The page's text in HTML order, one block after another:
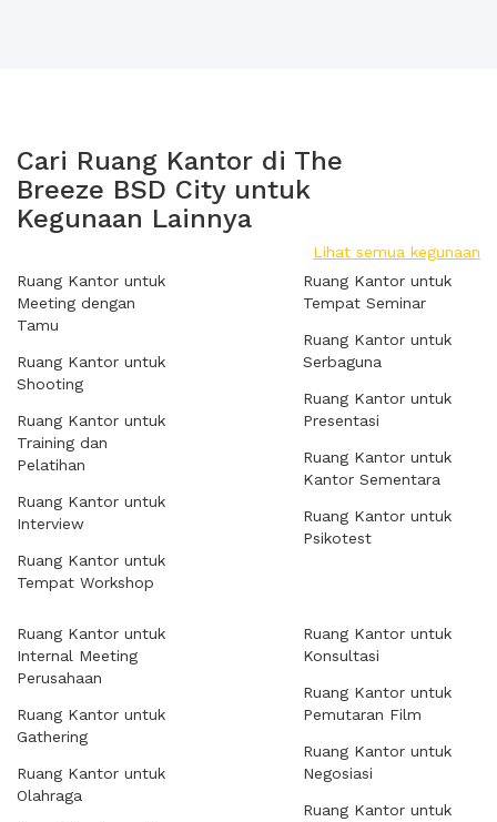
Cari Ruang Kantor di The
Breeze BSD City untuk
Kegunaan Lainnya
Lihat semua kegunaan
Ruang Kantor untuk
Meeting dengan
Tamu
Ruang Kantor untuk
Shooting
Ruang Kantor untuk
Training dan
Pelatihan
Ruang Kantor untuk
Interview
Ruang Kantor untuk
Tempat Workshop
Ruang Kantor untuk
Tempat Seminar
Ruang Kantor untuk
Serbaguna
Ruang Kantor untuk
Presentasi
Ruang Kantor untuk
Kantor Sementara
Ruang Kantor untuk
Psikotest
Ruang Kantor untuk
Internal Meeting
Perusahaan
Ruang Kantor untuk
Gathering
Ruang Kantor untuk
Olahraga
Ruang Kantor untuk
Konsultasi
Ruang Kantor untuk
Pemutaran Film
Ruang Kantor untuk
Negosiasi
Ruang Kantor untuk